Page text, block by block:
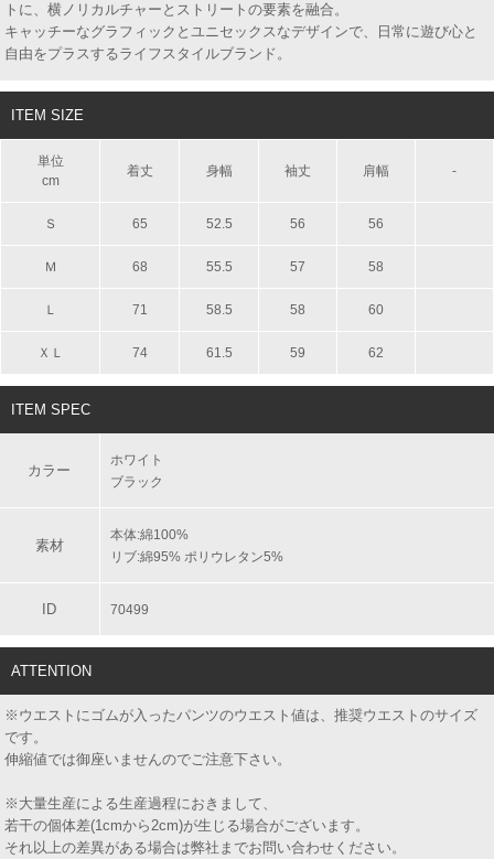
トに、横ノリカルチャーとストリートの要素を融合。
キャッチーなグラフィックとユニセックスなデザインで、日常に遊び心と
自由をプラスするライフスタイルブランド。
ITEM SIZE
単位
cm
着丈 身幅 袖丈 肩幅 -
Ｓ 65 52.5 56 56
Ｍ 68 55.5 57 58
Ｌ 71 58.5 58 60
ＸＬ 74 61.5 59 62
ITEM SPEC
カラー
ホワイト
ブラック
素材
本体:綿100%
リブ:綿95% ポリウレタン5%
ID 70499
ATTENTION
※ウエストにゴムが入ったパンツのウエスト値は、推奨ウエストのサイズ
です。
伸縮値では御座いませんのでご注意下さい。
※大量生産による生産過程におきまして、
若干の個体差(1cmから2cm)が生じる場合がございます。
それ以上の差異がある場合は弊社までお問い合わせください。